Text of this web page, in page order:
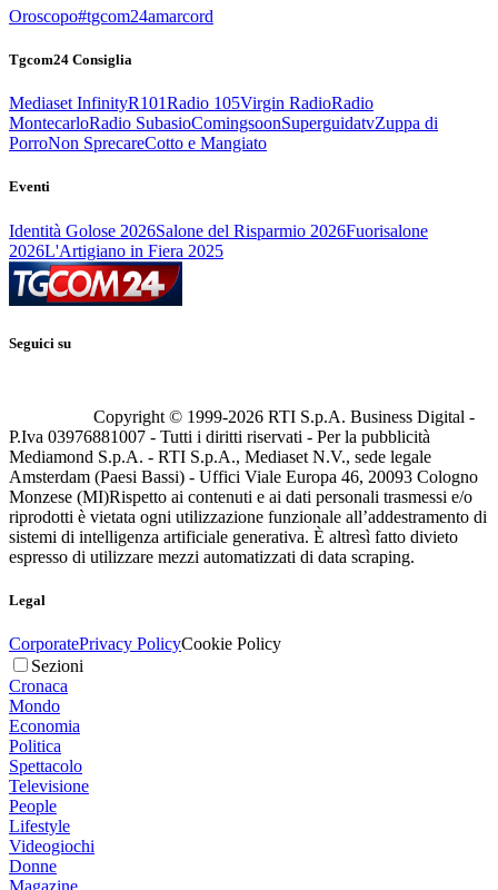
Oroscopo#tgcom24amarcord
Tgcom24 Consiglia
Mediaset InfinityR101Radio 105Virgin RadioRadio
MontecarloRadio SubasioComingsoonSuperguidatvZuppa di
PorroNon SprecareCotto e Mangiato
Eventi
Identità Golose 2026Salone del Risparmio 2026Fuorisalone
2026L'Artigiano in Fiera 2025
Seguici su
Copyright © 1999-2026 RTI S.p.A. Business Digital -
P.Iva 03976881007 - Tutti i diritti riservati - Per la pubblicità
Mediamond S.p.A. - RTI S.p.A., Mediaset N.V., sede legale
Amsterdam (Paesi Bassi) - Uffici Viale Europa 46, 20093 Cologno
Monzese (MI)Rispetto ai contenuti e ai dati personali trasmessi e/o
riprodotti è vietata ogni utilizzazione funzionale all’addestramento di
sistemi di intelligenza artificiale generativa. È altresì fatto divieto
espresso di utilizzare mezzi automatizzati di data scraping.
Legal
CorporatePrivacy PolicyCookie Policy
Sezioni
Cronaca
Mondo
Economia
Politica
Spettacolo
Televisione
People
Lifestyle
Videogiochi
Donne